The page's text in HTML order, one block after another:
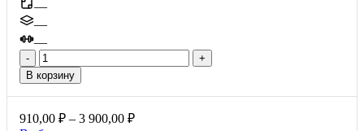
—
—
—
Количество
товара
Квадрат
средний,
60мм
В корзину
910,00 ₽ – 3 900,00 ₽Диапазон